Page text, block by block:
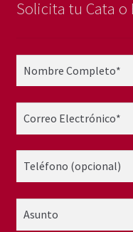
Solicita tu Cata o